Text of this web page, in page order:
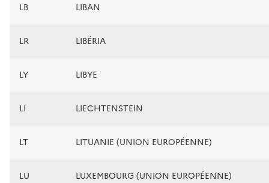
LB LIBAN
LR LIBÉRIA
LY LIBYE
LI LIECHTENSTEIN
LT LITUANIE (UNION EUROPÉENNE)
LU LUXEMBOURG (UNION EUROPÉENNE)